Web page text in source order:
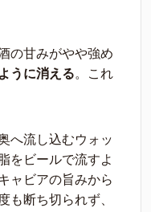
の甘みがやや強め
うに消える。これ
へ流し込むウォッ
をビールで流すよ
ャビアの旨みから
も断ち切られず、